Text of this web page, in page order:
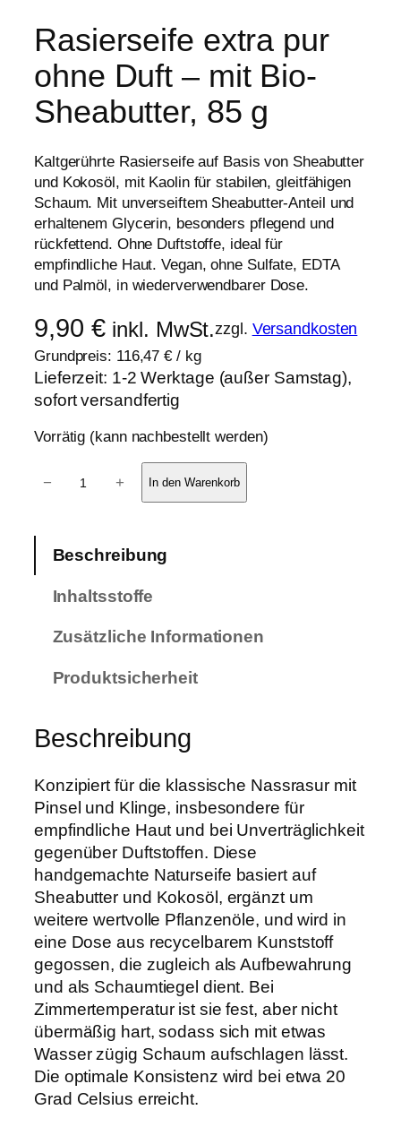
Rasierseife extra pur
ohne Duft – mit Bio-
Sheabutter, 85 g
Kaltgerührte Rasierseife auf Basis von Sheabutter
und Kokosöl, mit Kaolin für stabilen, gleitfähigen
Schaum. Mit unverseiftem Sheabutter-Anteil und
erhaltenem Glycerin, besonders pflegend und
rückfettend. Ohne Duftstoffe, ideal für
empfindliche Haut. Vegan, ohne Sulfate, EDTA
und Palmöl, in wiederverwendbarer Dose.
9,90 € inkl. MwSt.zzgl. Versandkosten
Grundpreis: 116,47€ / kg
Lieferzeit: 1-2 Werktage (außer Samstag),
sofort versandfertig
Vorrätig (kann nachbestellt werden)
i
x
r
a
p
u
r
o
h
n
e
D
u
f
t
–
m
− + In den Warenkorb
Beschreibung
Inhaltsstoffe
Zusätzliche Informationen
Produktsicherheit
Beschreibung
Konzipiert für die klassische Nassrasur mit
Pinsel und Klinge, insbesondere für
empfindliche Haut und bei Unverträglichkeit
gegenüber Duftstoffen. Diese
handgemachte Naturseife basiert auf
Sheabutter und Kokosöl, ergänzt um
weitere wertvolle Pflanzenöle, und wird in
eine Dose aus recycelbarem Kunststoff
gegossen, die zugleich als Aufbewahrung
und als Schaumtiegel dient. Bei
Zimmertemperatur ist sie fest, aber nicht
übermäßig hart, sodass sich mit etwas
Wasser zügig Schaum aufschlagen lässt.
Die optimale Konsistenz wird bei etwa 20
Grad Celsius erreicht.